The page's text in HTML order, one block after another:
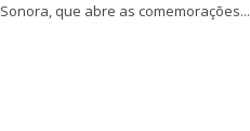
Sonora, que abre as comemorações...